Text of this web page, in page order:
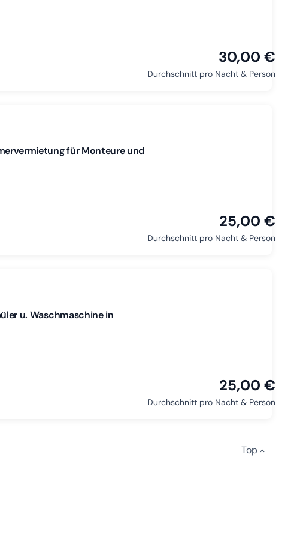
30,00 €
Durchschnitt pro Nacht & Person
für Monteure und
25,00 €
Durchschnitt pro Nacht & Person
u. Waschmaschine in
25,00 €
Durchschnitt pro Nacht & Person
Top